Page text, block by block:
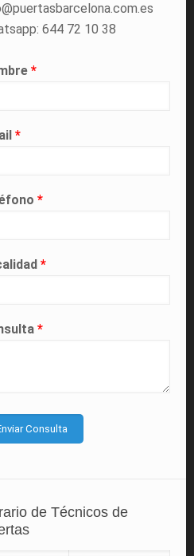
644 72 10 38
*
*
*
*
*
de Técnicos de